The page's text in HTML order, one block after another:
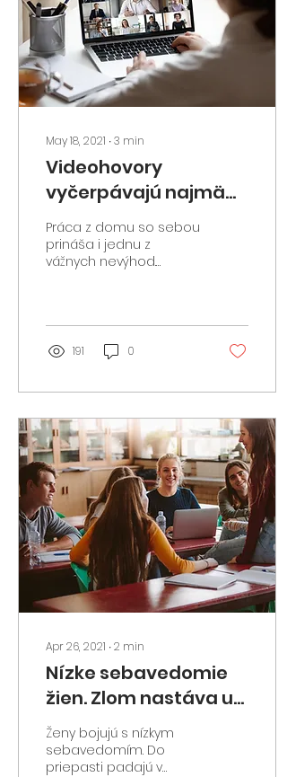
May 18, 2021 ∙3 min
Videohovory
vyčerpávajú najmä
ženy. Ako tomu
predchádzať?
Práca z domu so sebou
prináša i jednu z
vážnych nevýhod.
spôsobené
komunikáciou cez...
191 0
Apr 26, 2021 ∙2 min
Nízke sebavedomie
žien. Zlom nastáva u
tínedžeriek
Ženy bojujú s nízkym
sebavedomím. Do
priepasti padajú v